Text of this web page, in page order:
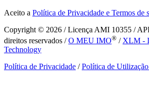
Aceito a Política de Privacidade e Termos de
Copyright © 2026 / Licença AMI 10355 /
direitos reservados /O MEU IMO® / XLM -
Technology
Política de Privacidade /Política de